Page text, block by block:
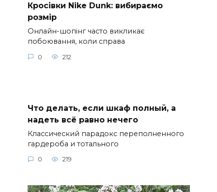
Кросівки Nike Dunk: вибираємо
розмір
Онлайн-шопінг часто викликає
побоювання, коли справа
0 212
Что делать, если шкаф полный, а
надеть всё равно нечего
Классический парадокс переполненного
гардероба и тотального
0 219